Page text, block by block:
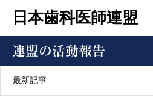
日本歯科医師連盟
連盟の活動報告
最新記事